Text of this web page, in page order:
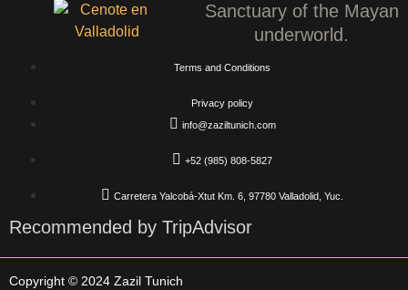
Sanctuary of the Mayan
underworld.
info@zaziltunich.com
+52 (985) 808-5827
Carretera Yalcobá-Xtut Km. 6, 97780 Valladolid, Yuc.
Terms and Conditions
Privacy policy
Recommended by TripAdvisor
Copyright © 2024 Zazil Tunich